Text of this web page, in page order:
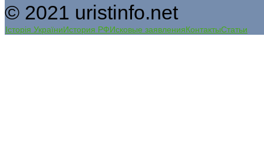
© 2021 uristinfo.net
Історія УкраїниИстория РФИсковые заявленияКонтактыСтатьи